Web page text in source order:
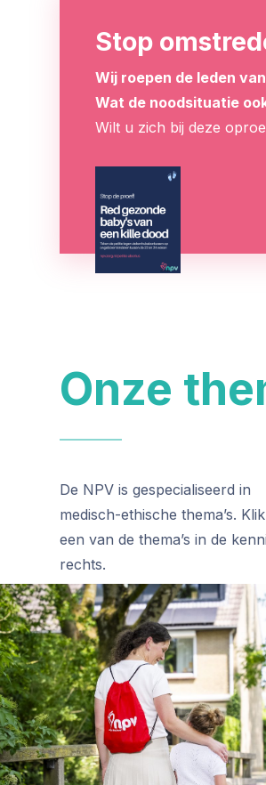
Stop
Wij roepen de leden
Wat de noodsituatie
Wilt u zich bij deze
Onze
De NPV is gespecialiseerd in
medisch-ethische thema’s.
een van de thema’s in de
rechts.